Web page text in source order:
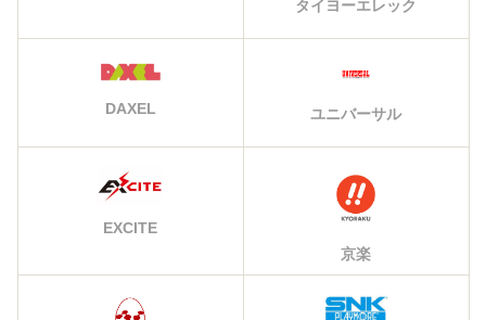
タイヨーエレック
DAXEL ユニバーサル
EXCITE
京楽